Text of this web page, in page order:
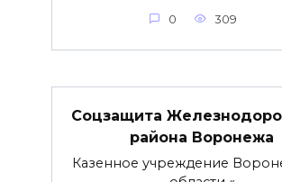
0 309
Соцзащита
района Воронежа
Казенное учреждение